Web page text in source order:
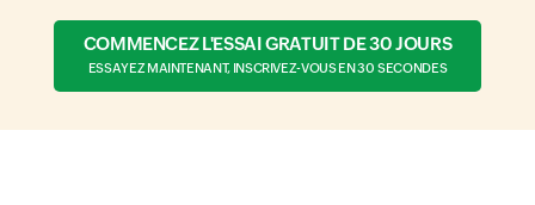
COMMENCEZ L'ESSAI GRATUIT DE 30 JOURS
ESSAYEZ MAINTENANT, INSCRIVEZ-VOUS EN 30 SECONDES